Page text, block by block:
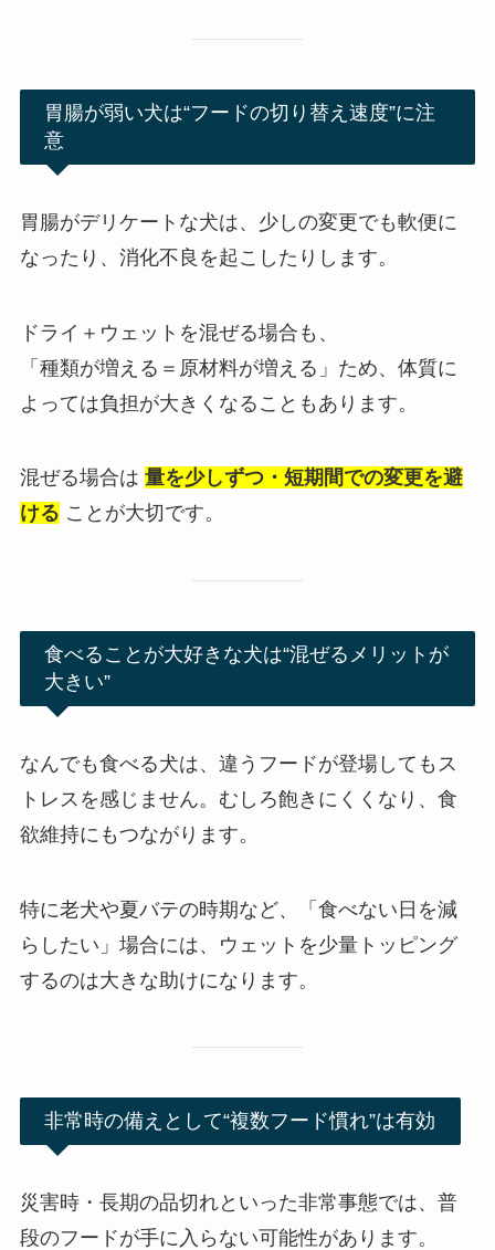
胃腸が弱い犬は“フードの切り替え速度”に注
意
胃腸がデリケートな犬は、少しの変更でも軟便に
なったり、消化不良を起こしたりします。
ドライ＋ウェットを混ぜる場合も、
「種類が増える＝原材料が増える」ため、体質に
よっては負担が大きくなることもあります。
混ぜる場合は 量を少しずつ・短期間での変更を避
ける ことが大切です。
食べることが大好きな犬は“混ぜるメリットが
大きい”
なんでも食べる犬は、違うフードが登場してもス
トレスを感じません。むしろ飽きにくくなり、食
欲維持にもつながります。
特に老犬や夏バテの時期など、「食べない日を減
らしたい」場合には、ウェットを少量トッピング
するのは大きな助けになります。
非常時の備えとして“複数フード慣れ”は有効
災害時・長期の品切れといった非常事態では、普
段のフードが手に入らない可能性があります。